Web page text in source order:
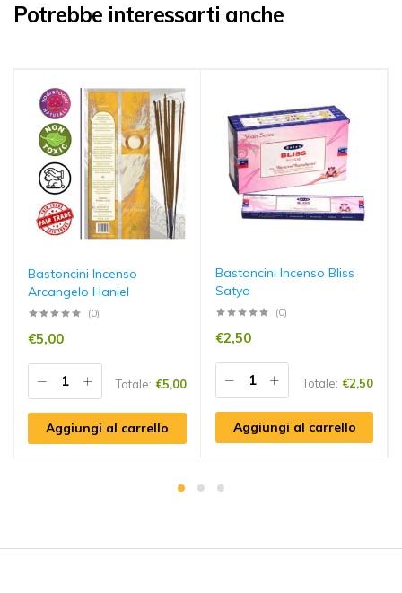
Potrebbe interessarti anche
Bastoncini Incenso
Arcangelo Haniel
(0)
€5,00
Totale: €5,00
Aggiungi al carrello
Bastoncini Incenso Bliss
Satya
(0)
€2,50
Totale: €2,50
Aggiungi al carrello